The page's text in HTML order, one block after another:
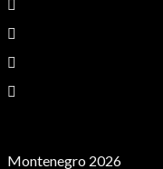
Montenegro 2026